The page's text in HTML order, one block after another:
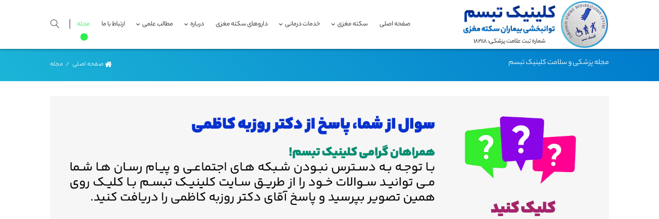
صفحه اصلی سکته مغزی خدمات درمانی داروهای سکته مغزی درباره مطالب علمی ارتباط با ما مجله
مجله پزشکی و سلامت کلینیک تبسم صفحه اصلی / مجله